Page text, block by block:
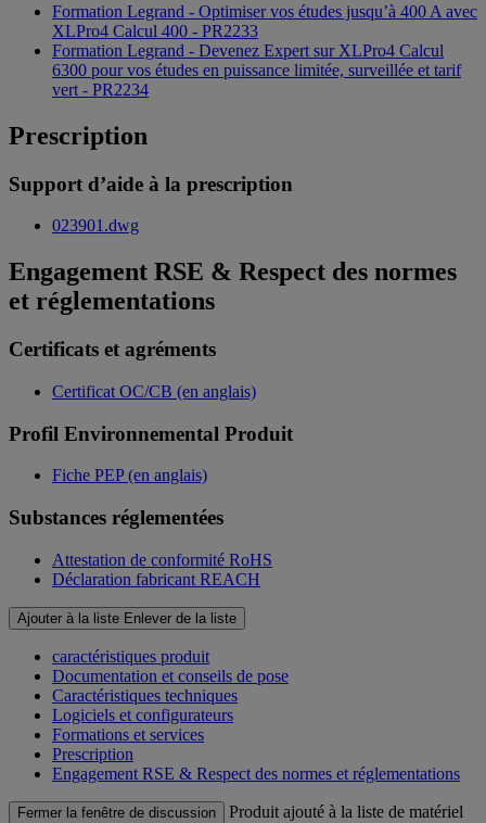
Formation Legrand - Optimiser vos études jusqu’à 400 A avec
XLPro4 Calcul 400 - PR2233
Formation Legrand - Devenez Expert sur XLPro4 Calcul
6300 pour vos études en puissance limitée, surveillée et tarif
vert - PR2234
Prescription
Support d’aide à la prescription
023901.dwg
Engagement RSE & Respect des normes
et réglementations
Certificats et agréments
Certificat OC/CB (en anglais)
Profil Environnemental Produit
Fiche PEP (en anglais)
Substances réglementées
Attestation de conformité RoHS
Déclaration fabricant REACH
Ajouter à la liste Enlever de la liste
caractéristiques produit
Documentation et conseils de pose
Caractéristiques techniques
Logiciels et configurateurs
Formations et services
Prescription
Engagement RSE & Respect des normes et réglementations
Fermer la fenêtre de discussion Produit ajouté à la liste de matériel